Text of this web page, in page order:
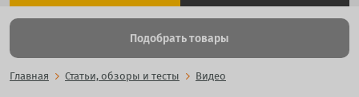
Подобрать товары
Главная Статьи, обзоры и тесты Видео